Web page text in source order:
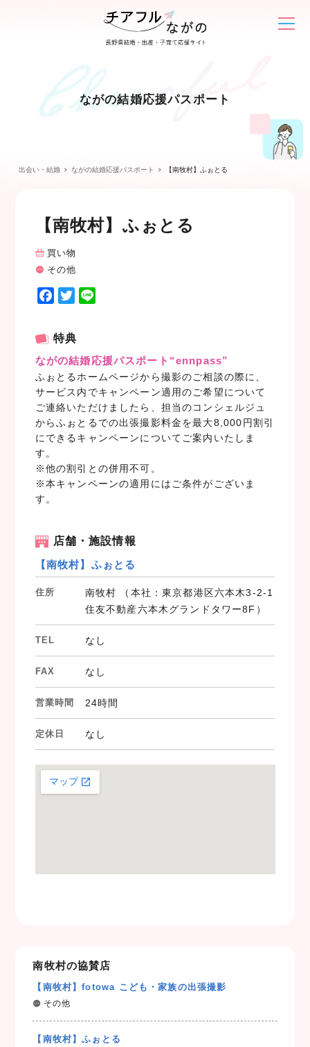
ながの結婚応援パスポート
出会い・結婚 ながの結婚応援パスポート 【南牧村】ふぉとる
【南牧村】ふぉとる
買い物
その他
F
e
b
o
o
k
T
t
t
e
r
特典
ながの結婚応援パスポート“ennpass”
ふぉとるホームページから撮影のご相談の際に、
サービス内でキャンペーン適用のご希望について
ご連絡いただけましたら、担当のコンシェルジュ
からふぉとるでの出張撮影料金を最大8,000円割引
にできるキャンペーンについてご案内いたしま
す。
※他の割引との併用不可。
※本キャンペーンの適用にはご条件がございま
す。
店舗・施設情報
【南牧村】ふぉとる
住所
南牧村 （本社：東京都港区六本木3-2-1
住友不動産六本木グランドタワー8F）
TEL なし
FAX なし
営業時間 24時間
定休日 なし
南牧村の協賛店
【南牧村】fotowa こども・家族の出張撮影
その他
【南牧村】ふぉとる